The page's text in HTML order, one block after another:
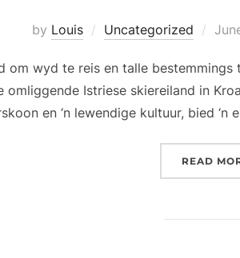
by Louis Uncategorized
om wyd te reis en talle
omliggende Istriese skiereiland in
en ‘n lewendige kultuur, bied
READ